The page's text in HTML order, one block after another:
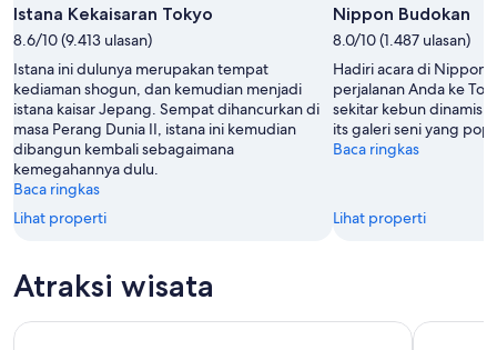
Terbuka
oleh
JNTO
Istana Kekaisaran Tokyo
8.6/10 (9.413 ulasan)
Istana ini dulunya merupakan tempat
kediaman shogun, dan kemudian menjadi
istana kaisar Jepang. Sempat dihancurkan di
masa Perang Dunia II, istana ini kemudian
dibangun kembali sebagaimana
kemegahannya dulu.
Baca ringkas
Lihat properti
Nippon Budokan
8.0/10 (1.487 ulasan)
Hadiri acara di Nippon
perjalanan Anda ke
sekitar kebun dinamis
its galeri seni yang
Baca ringkas
Lihat properti
Atraksi wisata
Tokyo: teamLab Planets Tiket Masuk Museum Seni Digital
Tur Bus